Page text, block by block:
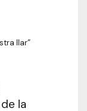
llar”
la